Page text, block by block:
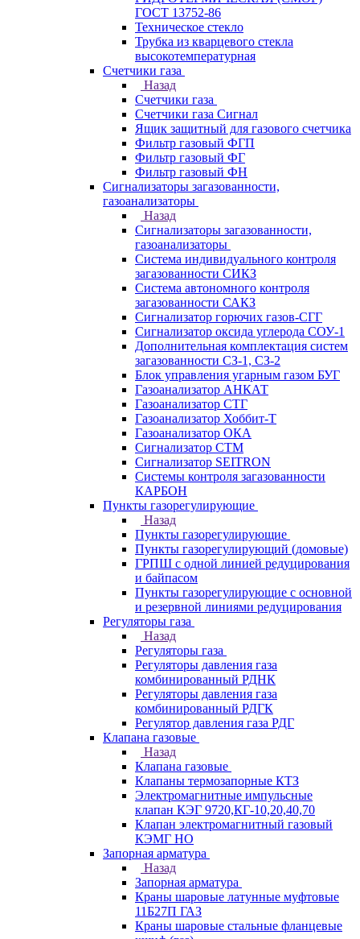
ГОСТ 13752-86
Техническое стекло
Трубка из кварцевого стекла
высокотемпературная
Счетчики газа
Назад
Счетчики газа
Счетчики газа Сигнал
Ящик защитный для газового счетчика
Фильтр газовый ФГП
Фильтр газовый ФГ
Фильтр газовый ФН
Сигнализаторы загазованности,
газоанализаторы
Назад
Сигнализаторы загазованности,
газоанализаторы
Система индивидуального контроля
загазованности СИКЗ
Система автономного контроля
загазованности САКЗ
Сигнализатор горючих газов-СГГ
Сигнализатор оксида углерода СОУ-1
Дополнительная комплектация систем
загазованности СЗ-1, СЗ-2
Блок управления угарным газом БУГ
Газоанализатор АНКАТ
Газоанализатор СТГ
Газоанализатор Хоббит-Т
Газоанализатор ОКА
Сигнализатор СТМ
Сигнализатор SEITRON
Системы контроля загазованности
КАРБОН
Пункты газорегулирующие
Назад
Пункты газорегулирующие
Пункты газорегулирующий (домовые)
ГРПШ с одной линией редуцирования
и байпасом
Пункты газорегулирующие с основной
и резервной линиями редуцирования
Регуляторы газа
Назад
Регуляторы газа
Регуляторы давления газа
комбинированный РДНК
Регуляторы давления газа
комбинированный РДГК
Регулятор давления газа РДГ
Клапана газовые
Назад
Клапана газовые
Клапаны термозапорные КТЗ
Электромагнитные импульсные
клапан КЭГ 9720,КГ-10,20,40,70
Клапан электромагнитный газовый
КЭМГ НО
Запорная арматура
Назад
Запорная арматура
Краны шаровые латунные муфтовые
11Б27П ГАЗ
Краны шаровые стальные фланцевые